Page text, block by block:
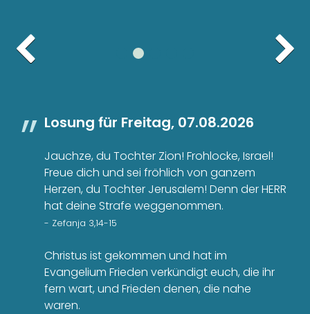
Losung für Freitag, 07.08.2026
Jauchze, du Tochter Zion! Frohlocke, Israel!
Freue dich und sei fröhlich von ganzem
Herzen, du Tochter Jerusalem! Denn der HERR
hat deine Strafe weggenommen.
- Zefanja 3,14-15
Christus ist gekommen und hat im
Evangelium Frieden verkündigt euch, die ihr
fern wart, und Frieden denen, die nahe
waren.